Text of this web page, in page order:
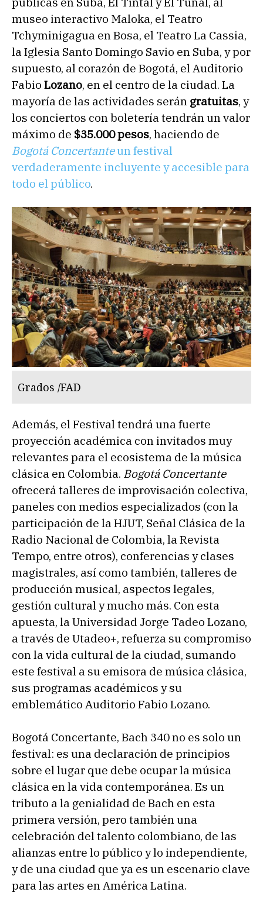
museo interactivo Maloka, el Teatro
Tchyminigagua en Bosa, el Teatro La Cassia,
la Iglesia Santo Domingo Savio en Suba, y por
supuesto, al corazón de Bogotá, el Auditorio
Fabio Lozano, en el centro de la ciudad. La
mayoría de las actividades serán gratuitas, y
los conciertos con boletería tendrán un valor
máximo de $35.000 pesos, haciendo de
Bogotá Concertanteun festival
verdaderamente incluyente y accesible para
todo el público.
Grados /FAD
Además, el Festival tendrá una fuerte
proyección académica con invitados muy
relevantes para el ecosistema de la música
clásica en Colombia. Bogotá Concertante
ofrecerá talleres de improvisación colectiva,
paneles con medios especializados (con la
participación de la HJUT, Señal Clásica de la
Radio Nacional de Colombia, la Revista
Tempo, entre otros), conferencias y clases
magistrales, así como también, talleres de
producción musical, aspectos legales,
gestión cultural y mucho más. Con esta
apuesta, la Universidad Jorge Tadeo Lozano,
a través de Utadeo+, refuerza su compromiso
con la vida cultural de la ciudad, sumando
este festival a su emisora de música clásica,
sus programas académicos y su
emblemático Auditorio Fabio Lozano.
Bogotá Concertante, Bach 340 no es solo un
festival: es una declaración de principios
sobre el lugar que debe ocupar la música
clásica en la vida contemporánea. Es un
tributo a la genialidad de Bach en esta
primera versión, pero también una
celebración del talento colombiano, de las
alianzas entre lo público y lo independiente,
y de una ciudad que ya es un escenario clave
para las artes en América Latina.